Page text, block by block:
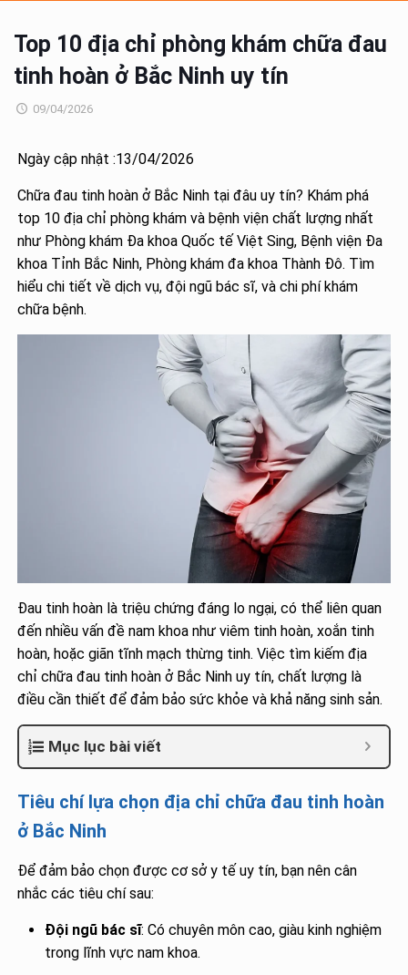
Top 10 địa chỉ phòng khám chữa đau
tinh hoàn ở Bắc Ninh uy tín
09/04/2026
Ngày cập nhật :13/04/2026
Chữa đau tinh hoàn ở Bắc Ninh tại đâu uy tín? Khám phá
top 10 địa chỉ phòng khám và bệnh viện chất lượng nhất
như Phòng khám Đa khoa Quốc tế Việt Sing, Bệnh viện Đa
khoa Tỉnh Bắc Ninh, Phòng khám đa khoa Thành Đô. Tìm
hiểu chi tiết về dịch vụ, đội ngũ bác sĩ, và chi phí khám
chữa bệnh.
Đau tinh hoàn là triệu chứng đáng lo ngại, có thể liên quan
đến nhiều vấn đề nam khoa như viêm tinh hoàn, xoắn tinh
hoàn, hoặc giãn tĩnh mạch thừng tinh. Việc tìm kiếm địa
chỉ chữa đau tinh hoàn ở Bắc Ninh uy tín, chất lượng là
điều cần thiết để đảm bảo sức khỏe và khả năng sinh sản.
Mục lục bài viết
Tiêu chí lựa chọn địa chỉ chữa đau tinh hoàn
ở Bắc Ninh
Để đảm bảo chọn được cơ sở y tế uy tín, bạn nên cân
nhắc các tiêu chí sau:
Đội ngũ bác sĩ: Có chuyên môn cao, giàu kinh nghiệm
trong lĩnh vực nam khoa.